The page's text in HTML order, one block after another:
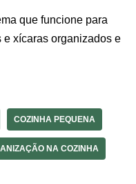
que funcione para
e xícaras organizados e
COZINHA PEQUENA
NA COZINHA